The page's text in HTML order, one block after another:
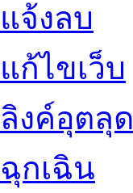
แจ้งลบ
แก้ไขเว็บ
ลิงค์อุตลุด
ฉุกเฉิน